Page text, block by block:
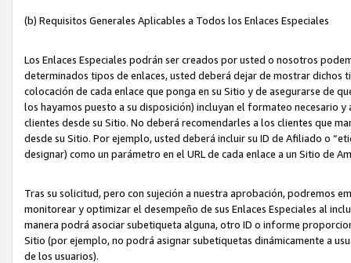
(b) Requisitos Generales Aplicables a Todos los Enlaces Especiales
Los Enlaces Especiales podrán ser creados por usted o nosotros
determinados tipos de enlaces, usted deberá dejar de mostrar dichos
colocación de cada enlace que ponga en su Sitio y de asegurarse de
los hayamos puesto a su disposición) incluyan el formateo necesario
clientes desde su Sitio. No deberá recomendarles a los clientes que
desde su Sitio. Por ejemplo, usted deberá incluir su ID de Afiliado o
designar) como un parámetro en el URL de cada enlace a un Sitio de
Tras su solicitud, pero con sujeción a nuestra aprobación, podremos
monitorear y optimizar el desempeño de sus Enlaces Especiales al
manera podrá asociar subetiqueta alguna, otro ID o informe
Sitio (por ejemplo, no podrá asignar subetiquetas dinámicamente a
de los usuarios).